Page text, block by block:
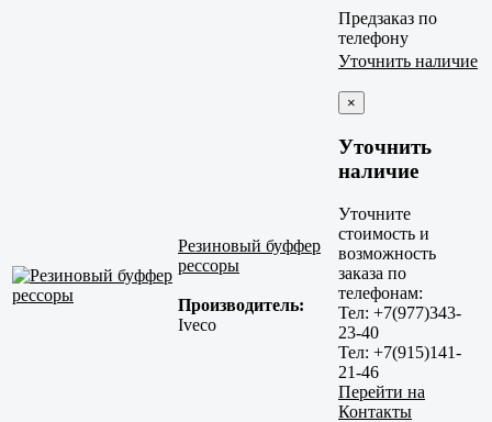
Предзаказ по
телефону
Резиновый буффер
рессоры
Производитель:
Iveco
Уточнить наличие
×
Уточнить
наличие
Уточните
стоимость и
возможность
заказа по
телефонам:
Тел: +7(977)343-
23-40
Тел: +7(915)141-
21-46
Перейти на
Контакты